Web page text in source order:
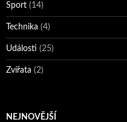
Sport (14)
Technika (4)
Události (25)
Zvířata (2)
NEJNOVĚJŠÍ